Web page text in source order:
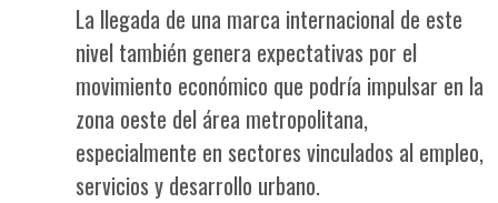
La llegada de una marca internacional de este
nivel también genera expectativas por el
movimiento económico que podría impulsar en la
zona oeste del área metropolitana,
especialmente en sectores vinculados al empleo,
servicios y desarrollo urbano.